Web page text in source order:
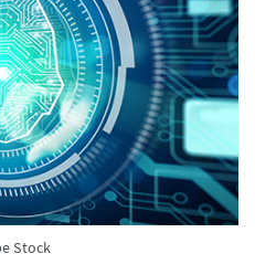
Stock